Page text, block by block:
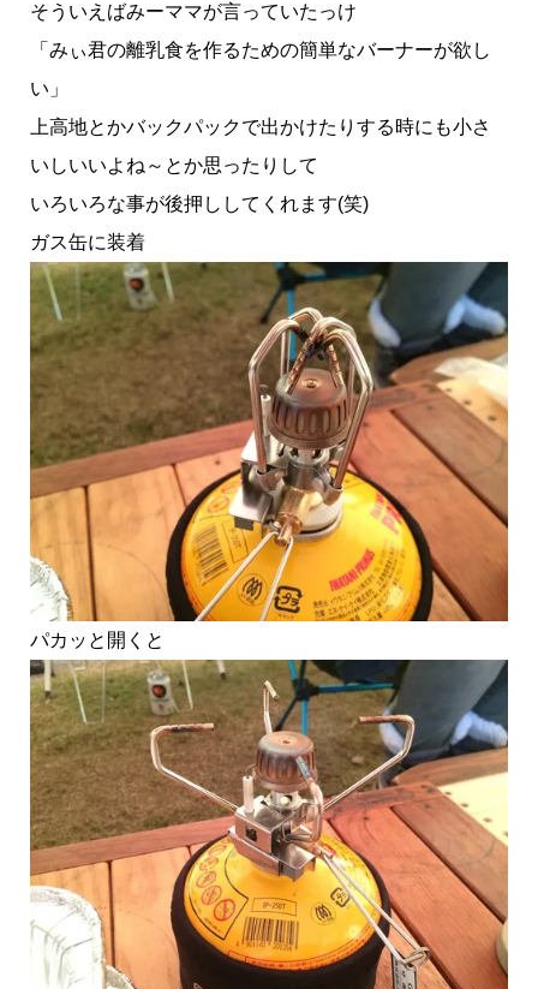
そういえばみーママが言っていたっけ
「みぃ君の離乳食を作るための簡単なバーナーが欲し
い」
上高地とかバックパックで出かけたりする時にも小さ
いしいいよね～とか思ったりして
いろいろな事が後押ししてくれます(笑)
ガス缶に装着
パカッと開くと